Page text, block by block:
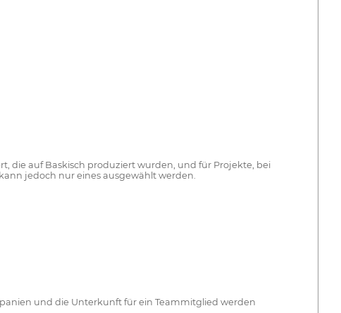
die auf Baskisch produziert wurden, und für Projekte, bei
jedoch nur eines ausgewählt werden.
und die Unterkunft für ein Teammitglied werden